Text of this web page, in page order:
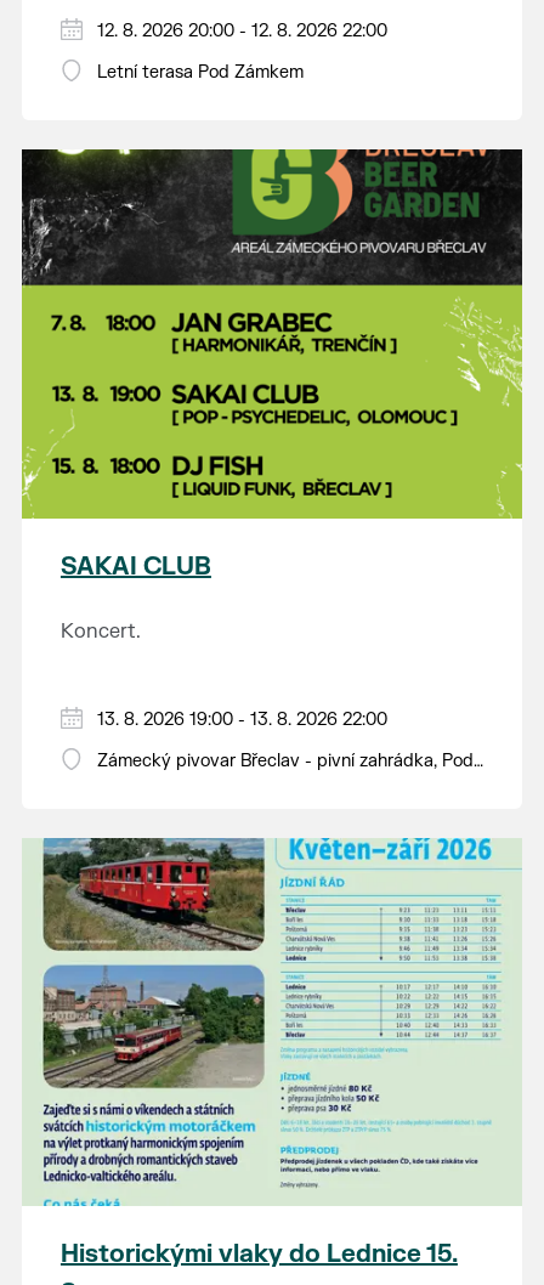
12. 8. 2026 20:00 - 12. 8. 2026 22:00
Letní terasa Pod Zámkem
SAKAI CLUB
Koncert.
13. 8. 2026 19:00 - 13. 8. 2026 22:00
Zámecký pivovar Břeclav - pivní zahrádka, Pod
Historickými vlaky do Lednice 15.